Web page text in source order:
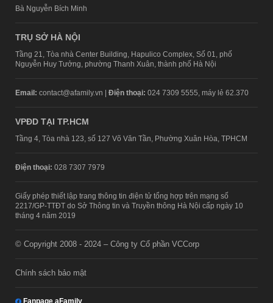
Bà Nguyễn Bích Minh
TRỤ SỞ HÀ NỘI
Tầng 21, Tòa nhà Center Building, Hapulico Complex, Số 01, phố
Nguyễn Huy Tưởng, phường Thanh Xuân, thành phố Hà Nội
Email: contact@afamily.vn | Điện thoại: 024 7309 5555, máy lẻ 62.370
VPĐD TẠI TP.HCM
Tầng 4, Tòa nhà 123, số 127 Võ Văn Tần, Phường Xuân Hòa, TPHCM
Điện thoại: 028 7307 7979
Giấy phép thiết lập trang thông tin điện tử tổng hợp trên mạng số
2217/GP-TTĐT do Sở Thông tin và Truyền thông Hà Nội cấp ngày 10
tháng 4 năm 2019
© Copyright 2008 - 2024 – Công ty Cổ phần VCCorp
Chính sách bảo mật